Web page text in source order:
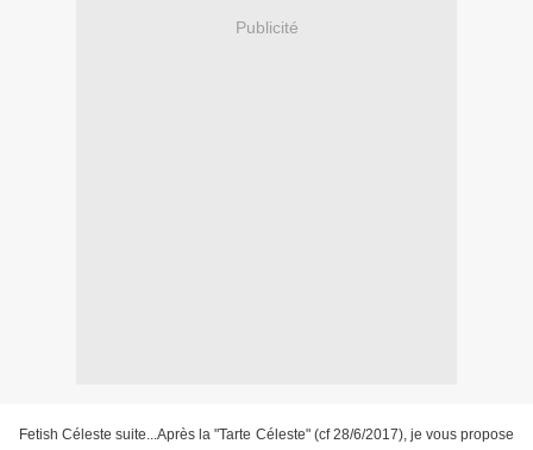
Publicité
Fetish Céleste suite...Après la "Tarte Céleste" (cf 28/6/2017), je vous propose